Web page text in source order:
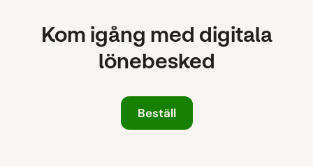
Kom igång med digitala
lönebesked
Beställ